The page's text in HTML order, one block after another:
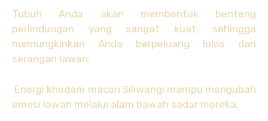
Tubuh Anda akan membentuk benteng
perlindungan yang sangat kuat, sehingga
memungkinkan Anda berpeluang lolos dari
serangan lawan.
Energi khodam macan Siliwangi mampu mengubah
emosi lawan melalui alam bawah sadar mereka.